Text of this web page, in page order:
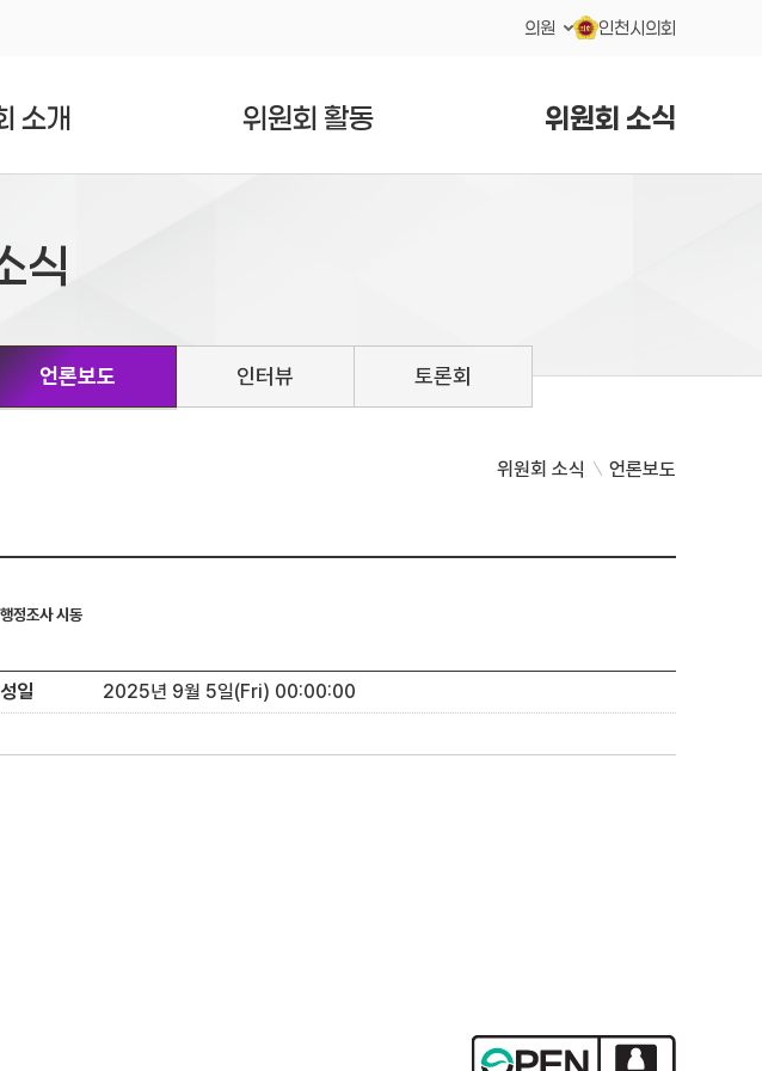
의원 인천시의회
소개 위원회 활동 위원회 소식
식
언론보도 인터뷰 토론회
위원회 소식 언론보도
정조사 시동
일
2025년 9월 5일(Fri) 00:00:00